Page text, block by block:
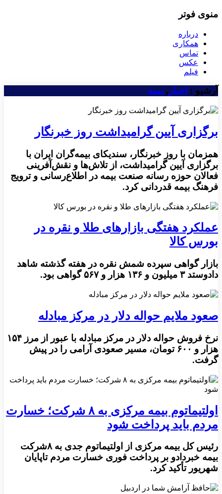
منوی فوتر
درباره
همکاری
تماس
عکس
فیلم
آرشیو : اخبار , بیمه
برگزاری آیین گرامیداشت روز خبرنگار
همزمان با روز خبرنگار، سندیکای بیمه‌گران ایران با
برگزاری آیین گرامیداشت، از تلاش‌ها و نقش‌آفرینی
فعالان حوزه رسانه‌ صنعت بیمه در اطلاع‌رسانی و ترویج
فرهنگ بیمه قدردانی کرد.
عملکرد هفتگی بازارهای طلا و نقره در
بورس کالا
بازار گواهی سپرده شمش نقره در هفته گذشته شاهد
دادوستد ۳ میلیون و ۱۳۶ هزار و ۵۶۷ گواهی بود.
صعود ملایم حواله دلار در مرکز مبادله
نرخ فروش حواله دلار در مرکز مبادله با عبور از مرز ۱۵۴
هزار و ۶۰۰ تومان، مسیر صعودی آرامی را در پیش
گرفت.
اولتیماتوم بیمه مرکزی به ۸ شرکت؛ خسارت
مردم باید پرداخت شود
رئیس کل بیمه مرکزی از اولتیماتوم جدی به ۸شرکت
بیمه خبردادو بر پرداخت فوری خسارت مردم تاپایان
شهریور تأکید کرد.